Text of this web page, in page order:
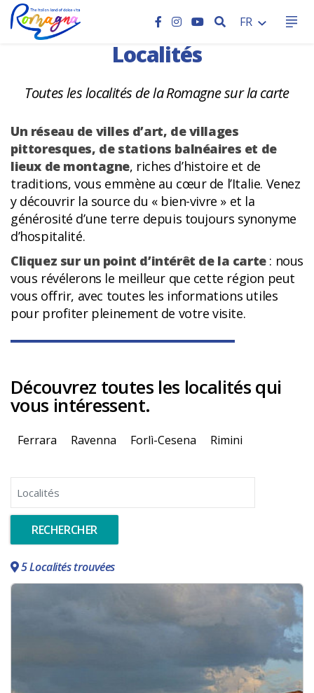
RECHERCHER
FR
HOME LOCALITéS
Localités
Toutes les localités de la Romagne sur la carte
Un réseau de villes d’art, de villages
pittoresques, de stations balnéaires et de
lieux de montagne, riches d’histoire et de
traditions, vous emmène au cœur de l’Italie. Venez
y découvrir la source du « bien-vivre » et la
générosité d’une terre depuis toujours synonyme
d’hospitalité.
Cliquez sur un point d’intérêt de la carte: nous
vous révélerons le meilleur que cette région peut
vous offrir, avec toutes les informations utiles
pour profiter pleinement de votre visite.
Découvrez toutes les localités qui
vous intéressent.
Ferrara Ravenna Forlì-Cesena Rimini
Localités
RECHERCHER
5 Localités trouvées